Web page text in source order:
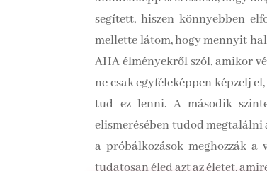
segített, hiszen könnyebben
mellette látom, hogy mennyit
AHA élményekről szól, amikor
ne csak egyféleképpen képzelj
tud ez lenni. A második
elismerésében tudod megtalálni
a próbálkozások meghozzák